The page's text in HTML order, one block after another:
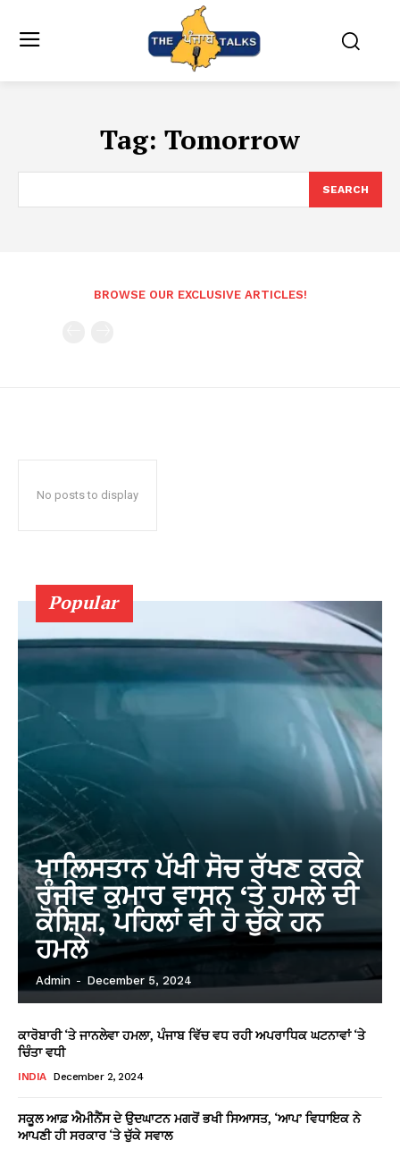
Tag: Tomorrow
SEARCH
BROWSE OUR EXCLUSIVE ARTICLES!
No posts to display
Popular
ਖਾਲਿਸਤਾਨ ਪੱਖੀ ਸੋਚ ਰੱਖਣ ਕਰਕੇ
ਰੰਜੀਵ ਕੁਮਾਰ ਵਾਸਨ ‘ਤੇ ਹਮਲੇ ਦੀ
ਕੋਸ਼ਿਸ਼, ਪਹਿਲਾਂ ਵੀ ਹੋ ਚੁੱਕੇ ਹਨ
ਹਮਲੇ
Admin - December 5, 2024
ਕਾਰੋਬਾਰੀ ‘ਤੇ ਜਾਨਲੇਵਾ ਹਮਲਾ, ਪੰਜਾਬ ਵਿੱਚ ਵਧ ਰਹੀ ਅਪਰਾਧਿਕ ਘਟਨਾਵਾਂ ‘ਤੇ
ਚਿੰਤਾ ਵਧੀ
INDIA December 2, 2024
ਸਕੂਲ ਆਫ਼ ਐਮੀਨੈਂਸ ਦੇ ਉਦਘਾਟਨ ਮਗਰੋਂ ਭਖੀ ਸਿਆਸਤ, ‘ਆਪ’ ਵਿਧਾਇਕ ਨੇ
ਆਪਣੀ ਹੀ ਸਰਕਾਰ ‘ਤੇ ਚੁੱਕੇ ਸਵਾਲ